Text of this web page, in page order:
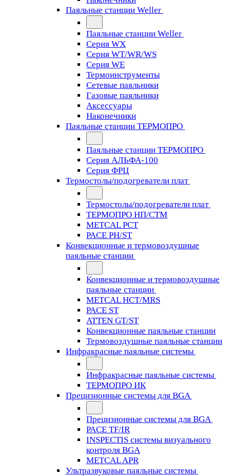
Паяльные станции Weller
Паяльные станции Weller
Серия WX
Серия WT/WR/WS
Серия WE
Термоинструменты
Сетевые паяльники
Газовые паяльники
Аксессуары
Наконечники
Паяльные станции ТЕРМОПРО
Паяльные станции ТЕРМОПРО
Серия АЛЬФА-100
Серия ФРЦ
Термостолы/подогреватели плат
Термостолы/подогреватели плат
ТЕРМОПРО НП/СТМ
METCAL PCT
PACE PH/ST
Конвекционные и термовоздушные
паяльные станции
Конвекционные и термовоздушные
паяльные станции
METCAL HCT/MRS
PACE ST
ATTEN GT/ST
Конвекционные паяльные станции
Термовоздушные паяльные станции
Инфракрасные паяльные системы
Инфракрасные паяльные системы
ТЕРМОПРО ИК
Прецизионные системы для BGA
Прецизионные системы для BGA
PACE TF/IR
INSPECTIS системы визуального
контроля BGA
METCAL APR
Ультразвуковые паяльные системы